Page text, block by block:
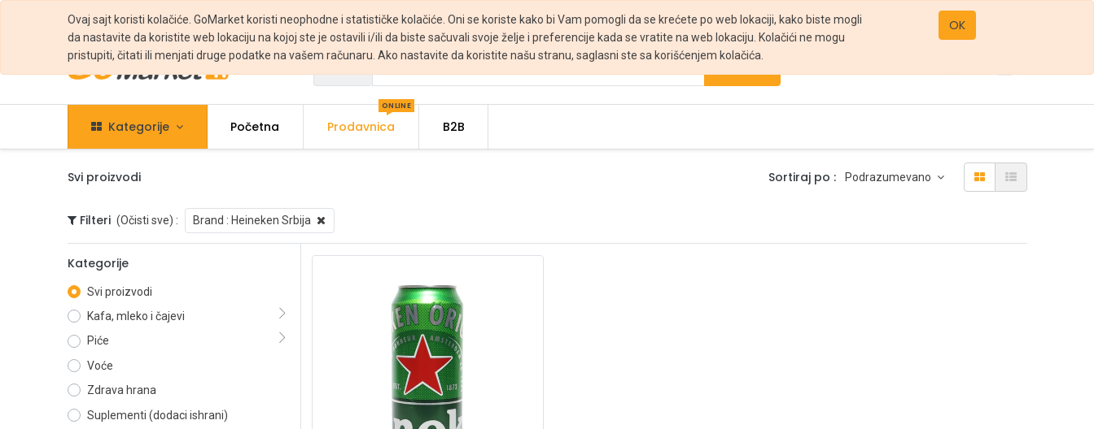
Ovaj sajt koristi kolačiće. GoMarket koristi neophodne i statističke kolačiće. Oni se koriste kako bi Vam pomogli da se krećete po web lokaciji, kako biste mogli
da nastavite da koristite web lokaciju na kojoj ste je ostavili i/ili da biste sačuvali svoje želje i preferencije kada se vratite na web lokaciju. Kolačići ne mogu
pristupiti, čitati ili menjati druge podatke na vašem računaru. Ako nastavite da koristite našu stranu, saglasni ste sa korišćenjem kolačića.
OK
office@gomarket.rs
Kategorije Početna Prodavnica
ONLINE
B2B
Svi proizvodi Sortiraj po : Podrazumevano
Filteri (Očisti sve) : Brand : Heineken Srbija
Kategorije
Svi proizvodi
Kafa, mleko i čajevi
Piće
Voće
Zdrava hrana
Suplementi (dodaci ishrani)